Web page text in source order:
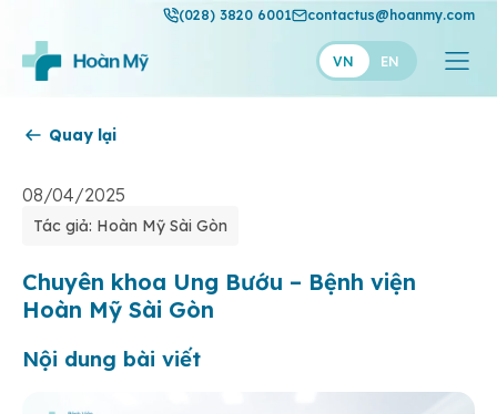
(028) 3820 6001 contactus@hoanmy.com
VN EN
Hạnh Phúc
Thuận Mỹ
Quay lại
08/04/2025
Tác giả: Hoàn Mỹ Sài Gòn
Chuyên khoa Ung Bướu – Bệnh viện
Hoàn Mỹ Sài Gòn
Nội dung bài viết